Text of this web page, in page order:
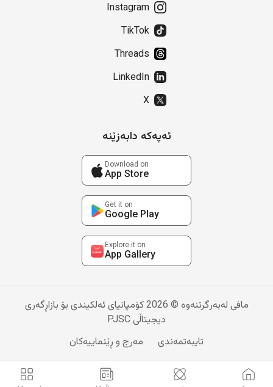
Instagram
TikTok
Threads
LinkedIn
X
ئەپەکە دابەزێنە
Download on
App Store
Get it on
Google Play
Explore it on
App Gallery
مافی لەبەرگرتنەوە © 2026 کۆمپانیای ئەلکیندی بۆ بازاڕگەری
دیجیتاڵی PJSC
تایبەتمەندی
مەرج و ڕێنماییەکان